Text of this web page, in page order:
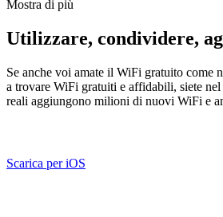
Mostra di più
Utilizzare, condividere,
Se anche voi amate il WiFi gratuito come
a trovare WiFi gratuiti e affidabili, siete nel
reali aggiungono milioni di nuovi WiFi e
Scarica per iOS